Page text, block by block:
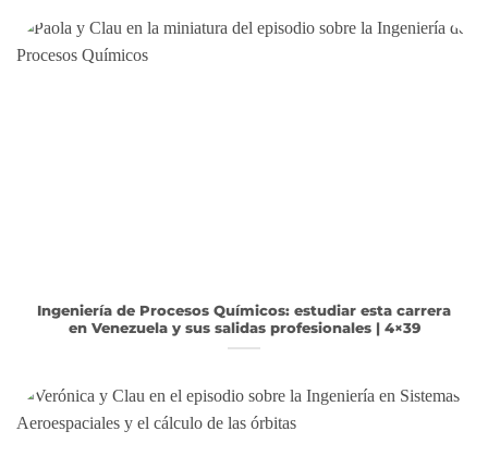
Ingeniería de Procesos Químicos: estudiar esta carrera
en Venezuela y sus salidas profesionales | 4×39